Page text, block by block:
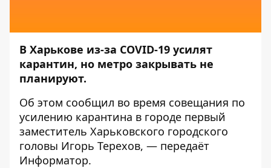
В Харькове из-за COVID-19 усилят
карантин, но метро закрывать не
планируют.
Об этом сообщил во время совещания по
усилению карантина в городе первый
заместитель Харьковского городского
головы Игорь Терехов, — передаёт
Информатор.